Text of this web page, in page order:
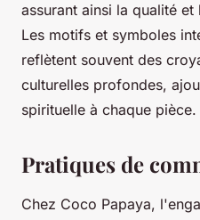
assurant ainsi la qualité
Les motifs et symboles
reflètent souvent des
culturelles profondes,
spirituelle à chaque pièce.
Pratiques de
Chez Coco Papaya,